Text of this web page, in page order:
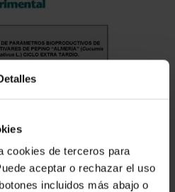
cookies de terceros para
aceptar o rechazar el uso
incluidos más abajo o